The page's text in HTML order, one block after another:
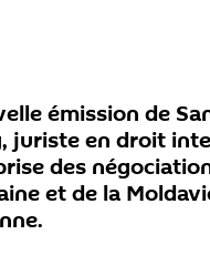
émission de
juriste en droit
des
et de la